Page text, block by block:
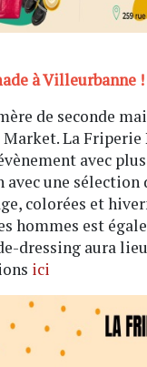
à Villeurbanne !
de seconde
La Friperie
avec
avec une sélection
colorées et
hommes est
dressing aura lieu
ici